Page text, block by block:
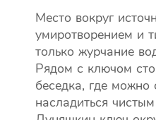
Место вокруг
умиротворением и
только журчание
Рядом с ключом
беседка, где можно
насладиться